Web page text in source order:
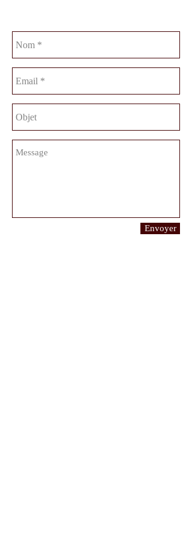
Envoyer